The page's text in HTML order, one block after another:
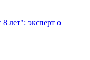
лет": эксперт о